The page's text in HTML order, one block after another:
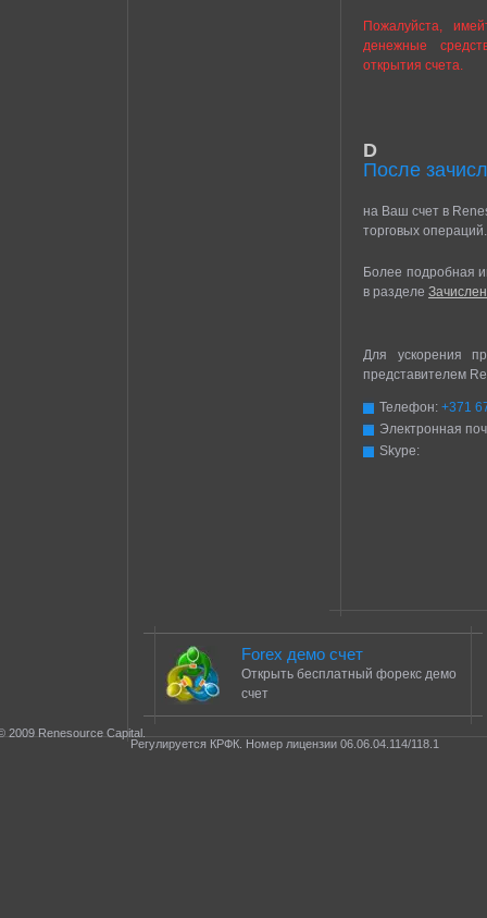
Пожалуйста,
денежные
открытия счета.
D
После
на Ваш счет в
торговых операций.
Более подробная
в разделе
Для ускорения
представителем
Телефон: +371
Электронная
Skype:
Forex демо счет
Открыть бесплатный форекс демо
счет
2009 Renesource Capital.
Регулируется КРФК. Номер лицензии 06.06.04.114/118.1